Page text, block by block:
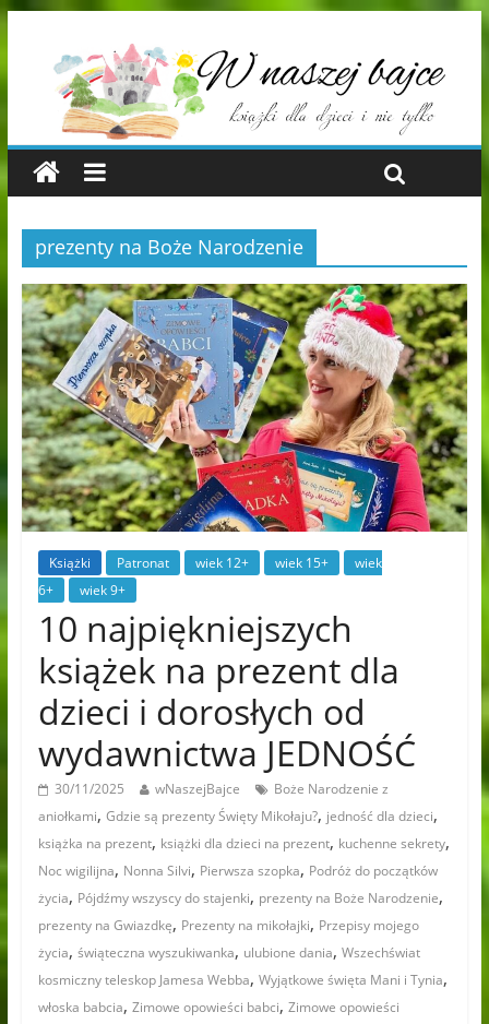
prezenty na Boże Narodzenie
Książki Patronat wiek 12+ wiek 15+
wiek
6+
wiek 9+
10 najpiękniejszych
książek na prezent dla
dzieci i dorosłych od
wydawnictwa JEDNOŚĆ
30/11/2025 wNaszejBajce
Boże Narodzenie z
aniołkami, Gdzie są prezenty Święty Mikołaju?, jedność dla dzieci,
książka na prezent, książki dla dzieci na prezent, kuchenne sekrety,
Noc wigilijna, Nonna Silvi, Pierwsza szopka, Podróż do początków
życia, Pójdźmy wszyscy do stajenki, prezenty na Boże Narodzenie,
prezenty na Gwiazdkę, Prezenty na mikołajki, Przepisy mojego
życia, świąteczna wyszukiwanka, ulubione dania, Wszechświat
kosmiczny teleskop Jamesa Webba, Wyjątkowe święta Mani i Tynia,
włoska babcia, Zimowe opowieści babci, Zimowe opowieści